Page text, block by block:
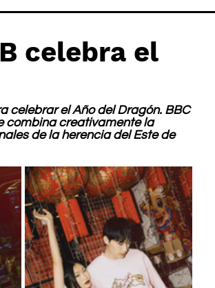
celebra el
celebrar el Año del Dragón. BBC
combina creativamente la
de la herencia del Este de